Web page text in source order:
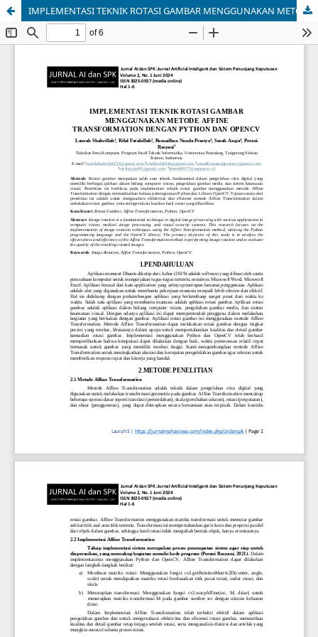
IMPLEMENTASI TEKNIK ROTASI GAMBAR MENGGUNAKAN METODE AFFINE TRANSFORMATION DENGAN PYTHON DAN OPENCV